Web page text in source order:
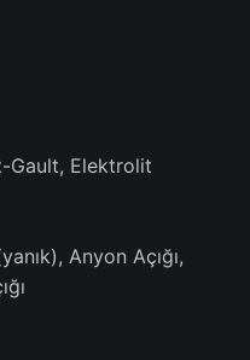
Gault, Elektrolit
Anyon Açığı,